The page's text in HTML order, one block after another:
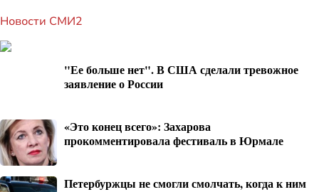
Новости СМИ2
"Ее больше нет". В США сделали тревожное
заявление о России
«Это конец всего»: Захарова
прокомментировала фестиваль в Юрмале
Петербуржцы не смогли смолчать, когда к ним